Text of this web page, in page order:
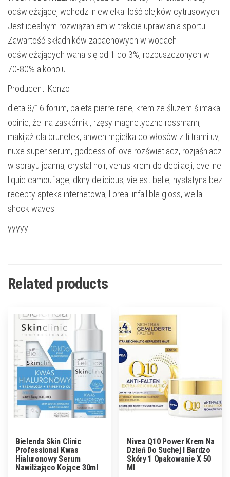
odświeżającej wchodzi niewielka ilość olejków cytrusowych.
Jest idealnym rozwiązaniem w trakcie uprawiania sportu.
Zawartość składników zapachowych w wodach
odświeżających waha się od 1 do 3%, rozpuszczonych w
70-80% alkoholu.
Producent: Kenzo
dieta 8/16 forum, paleta pierre rene, krem ze śluzem ślimaka
opinie, żel na zaskórniki, rzęsy magnetyczne rossmann,
makijaż dla brunetek, anwen mgiełka do włosów z filtrami uv,
nuxe super serum, goddess of love rozświetlacz, rozjaśniacz
w sprayu joanna, crystal noir, venus krem do depilacji, eveline
liquid camouflage, dkny delicious, vie est belle, nystatyna bez
recepty apteka internetowa, l oreal infallible gloss, wella
shock waves
yyyyy
Related products
Bielenda Skin Clinic
Professional Kwas
Hialuronowy Serum
Nawilżająco Kojące 30ml
Nivea Q10 Power Krem Na
Dzień Do Suchej I Bardzo
Skóry 1 Opakowanie X 50
Ml